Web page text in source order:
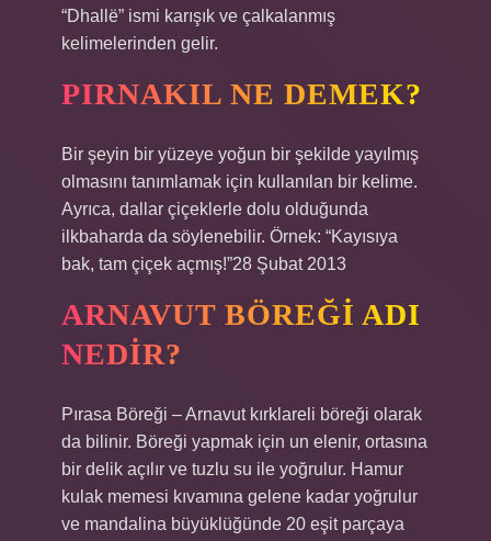
“Dhallë” ismi karışık ve çalkalanmış
kelimelerinden gelir.
PIRNAKIL NE DEMEK?
Bir şeyin bir yüzeye yoğun bir şekilde yayılmış
olmasını tanımlamak için kullanılan bir kelime.
Ayrıca, dallar çiçeklerle dolu olduğunda
ilkbaharda da söylenebilir. Örnek: “Kayısıya
bak, tam çiçek açmış!”28 Şubat 2013
ARNAVUT BÖREĞI ADI
NEDIR?
Pırasa Böreği – Arnavut kırklareli böreği olarak
da bilinir. Böreği yapmak için un elenir, ortasına
bir delik açılır ve tuzlu su ile yoğrulur. Hamur
kulak memesi kıvamına gelene kadar yoğrulur
ve mandalina büyüklüğünde 20 eşit parçaya